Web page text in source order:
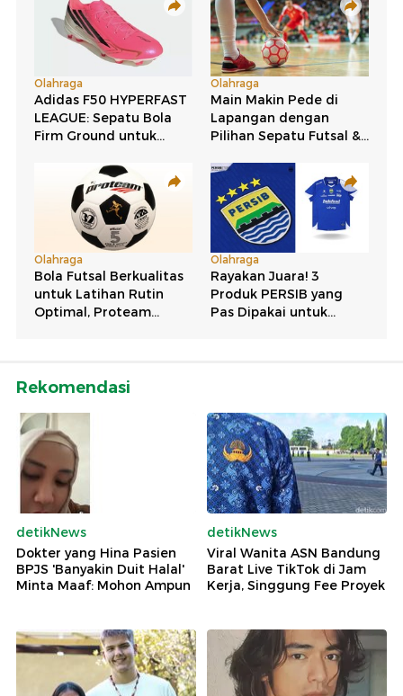
Rekomendasi
detikNews
Dokter yang Hina Pasien
BPJS 'Banyakin Duit Halal'
Minta Maaf: Mohon Ampun
detikNews
Viral Wanita ASN Bandung
Barat Live TikTok di Jam
Kerja, Singgung Fee Proyek